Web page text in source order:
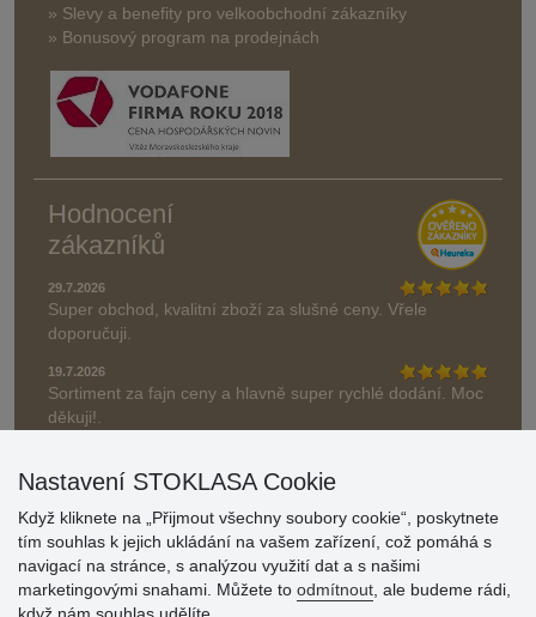
» Slevy a benefity pro velkoobchodní zákazníky
» Bonusový program na prodejnách
Hodnocení
zákazníků
29.7.2026
Super obchod, kvalitní zboží za slušné ceny. Vřele
doporučuji.
19.7.2026
Sortiment za fajn ceny a hlavně super rychlé dodání. Moc
děkuji!.
» Aktuálně 19084 recenzí
* Recenze neověřujeme
Nastavení STOKLASA Cookie
Když kliknete na „Přijmout všechny soubory cookie“, poskytnete
tím souhlas k jejich ukládání na vašem zařízení, což pomáhá s
navigací na stránce, s analýzou využití dat a s našimi
marketingovými snahami. Můžete to odmítnout , ale budeme rádi,